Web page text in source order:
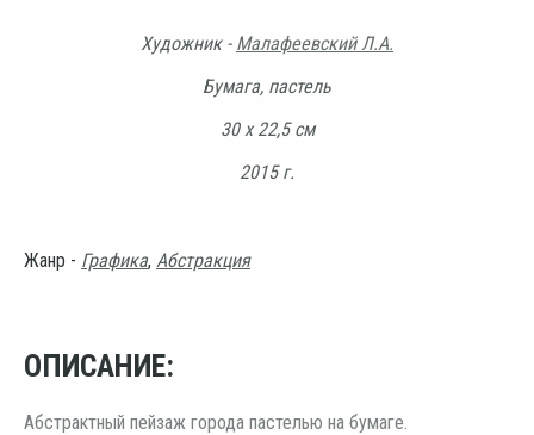
Художник - Малафеевский Л.А.
Бумага, пастель
30 х 22,5 см
2015 г.
Жанр - Графика, Абстракция
ОПИСАНИЕ:
Абстрактный пейзаж города пастелью на бумаге.